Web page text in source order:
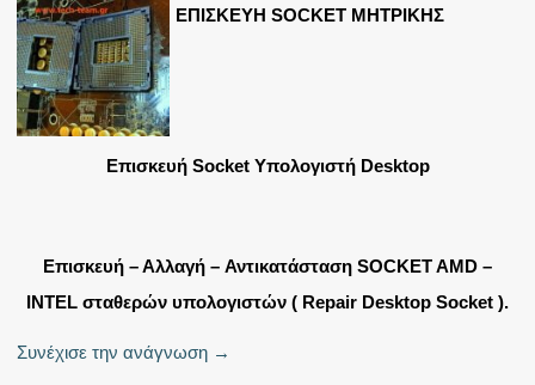
ΕΠΙΣΚΕΥΗ SOCKET ΜΗΤΡΙΚΗΣ
Επισκευή Socket Υπολογιστή Desktop
Επισκευή – Αλλαγή – Αντικατάσταση SOCKET AMD –
INTEL σταθερών υπολογιστών ( Repair Desktop Socket ).
Συνέχισε την ανάγνωση →